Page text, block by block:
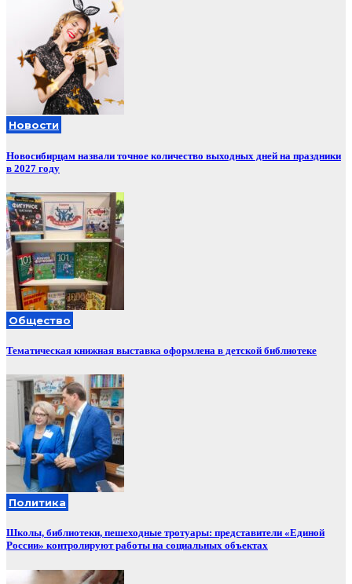
Новости
Новосибирцам назвали точное количество выходных дней на праздники
в 2027 году
Общество
Тематическая книжная выставка оформлена в детской библиотеке
Политика
Школы, библиотеки, пешеходные тротуары: представители «Единой
России» контролируют работы на социальных объектах